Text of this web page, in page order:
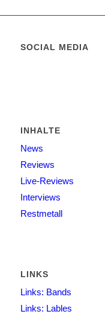
SOCIAL MEDIA
INHALTE
News
Reviews
Live-Reviews
Interviews
Restmetall
LINKS
Links: Bands
Links: Lables